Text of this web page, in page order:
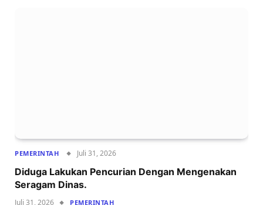
PEMERINTAH Juli 31, 2026
Diduga Lakukan Pencurian Dengan Mengenakan
Seragam Dinas.
Juli 31, 2026 PEMERINTAH